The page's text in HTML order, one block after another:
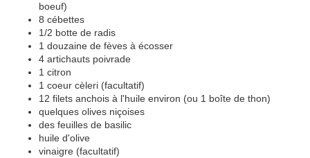
boeuf)
8 cébettes
1/2 botte de radis
1 douzaine de fèves à écosser
4 artichauts poivrade
1 citron
1 coeur cèleri (facultatif)
12 filets anchois à l'huile environ (ou 1 boîte de thon)
quelques olives niçoises
des feuilles de basilic
huile d'olive
vinaigre (facultatif)